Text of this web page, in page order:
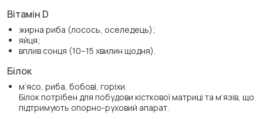
Вітамін D
жирна риба (лосось, оселедець);
яйця;
вплив сонця (10–15 хвилин щодня).
Білок
м’ясо, риба, бобові, горіхи.
Білок потрібен для побудови кісткової матриці та м’язів, що
підтримують опорно-руховий апарат.